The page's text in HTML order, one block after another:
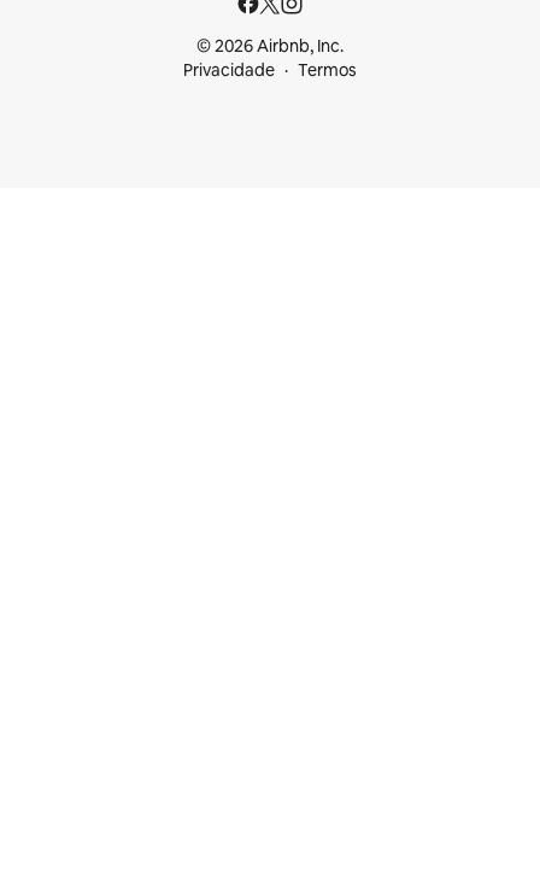
© 2026 Airbnb, Inc.
Privacidade
Termos